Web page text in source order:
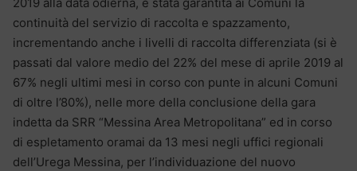
2019 alla data odierna, è stata garantita ai Comuni la
continuità del servizio di raccolta e spazzamento,
incrementando anche i livelli di raccolta differenziata (si è
passati dal valore medio del 22% del mese di aprile 2019 al
67% negli ultimi mesi in corso con punte in alcuni Comuni
di oltre l’80%), nelle more della conclusione della gara
indetta da SRR “Messina Area Metropolitana” ed in corso
di espletamento oramai da 13 mesi negli uffici regionali
dell’Urega Messina, per l’individuazione del nuovo